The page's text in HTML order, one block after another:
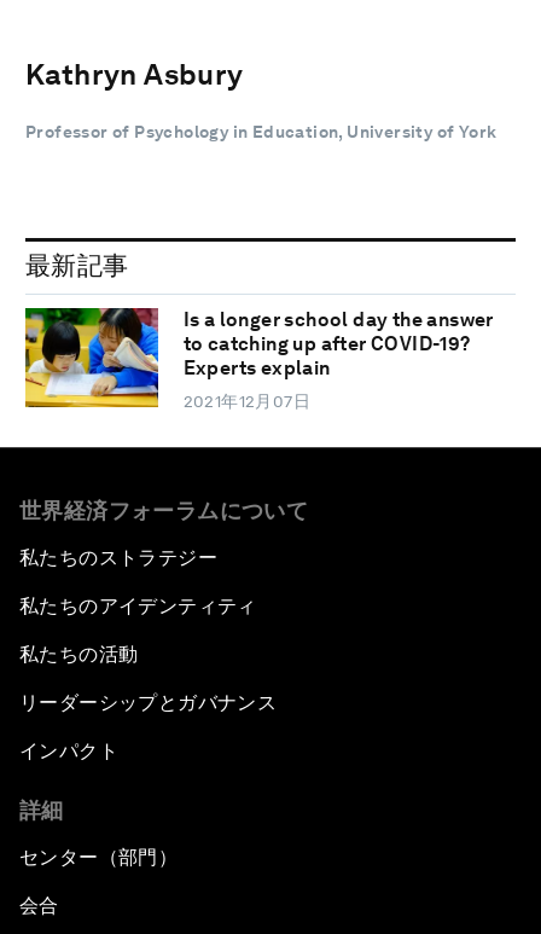
Kathryn Asbury
Professor of Psychology in Education, University of York
最新記事
Is a longer school day the answer
to catching up after COVID-19?
Experts explain
2021年12月07日
世界経済フォーラムについて
私たちのストラテジー
私たちのアイデンティティ
私たちの活動
リーダーシップとガバナンス
インパクト
詳細
センター（部門）
会合